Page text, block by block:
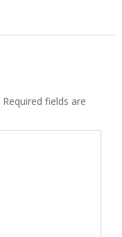
Required fields are